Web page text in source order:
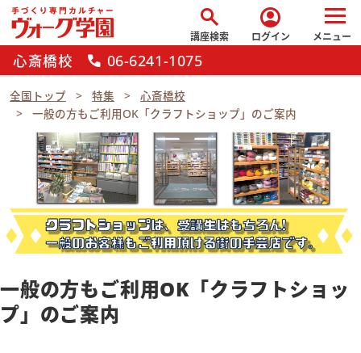
search
講座検索
account_circle
ログイン メニュー
心斎橋校 call 06-6241-1075
全国トップ 特集
心斎橋校
一般の方もご利用OK「クラフトショップ」のご案内
一般の方もご利用OK「クラフトショッ
プ」のご案内